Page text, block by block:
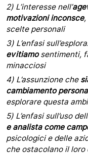
2) L’interesse nell’
motivazioni inconsce
scelte personali
3) L’enfasi
evitiamosentimenti,
minacciosi
4) L’assunzione che
cambiamento
esplorare questa
5) L’enfasi sull’uso
e analista come
psicologici e delle
che ostacolano il loro